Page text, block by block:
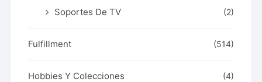
Soportes De TV (2)
Fulfillment (514)
Hobbies Y Colecciones (4)